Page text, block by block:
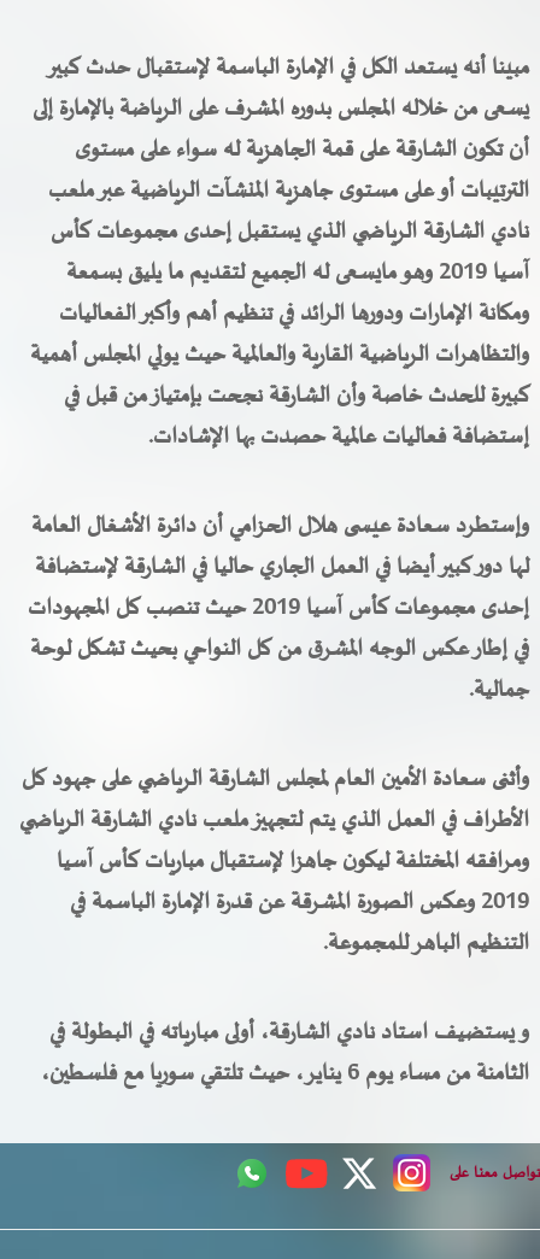
مبينا أنه يستعد الكل في الإمارة الباسمة لإستقبال حدث كبير
يسعى من خلاله المجلس بدوره المشرف على الرياضة بالإمارة إلى
أن تكون الشارقة على قمة الجاهزية له سواء على مستوى
الترتيبات أو على مستوى جاهزية المنشآت الرياضية عبر ملعب
نادي الشارقة الرياضي الذي يستقبل إحدى مجموعات كأس
آسيا 2019 وهو مايسعى له الجميع لتقديم ما يليق بسمعة
ومكانة الإمارات ودورها الرائد في تنظيم أهم وأكبر الفعاليات
والتظاهرات الرياضية القارية والعالمية حيث يولي المجلس أهمية
كبيرة للحدث خاصة وأن الشارقة نجحت بإمتياز من قبل في
إستضافة فعاليات عالمية حصدت بها الإشادات.
وإستطرد سعادة عيسى هلال الحزامي أن دائرة الأشغال العامة
لها دور كبير أيضا في العمل الجاري حاليا في الشارقة لإستضافة
إحدى مجموعات كأس آسيا 2019 حيث تنصب كل المجهودات
في إطار عكس الوجه المشرق من كل النواحي بحيث تشكل لوحة
جمالية.
وأثنى سعادة الأمين العام لمجلس الشارقة الرياضي على جهود كل
الأطراف في العمل الذي يتم لتجهيز ملعب نادي الشارقة الرياضي
ومرافقه المختلفة ليكون جاهزا لإستقبال مباريات كأس آسيا
2019 وعكس الصورة المشرقة عن قدرة الإمارة الباسمة في
التنظيم الباهر للمجموعة.
و يستضيف استاد نادي الشارقة، أولى مبارياته في البطولة في
الثامنة من مساء يوم 6 يناير، حيث تلتقي سوريا مع فلسطين،
معنا على